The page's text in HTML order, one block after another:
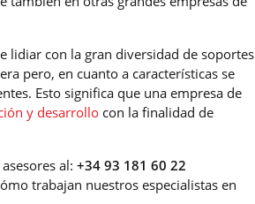
lidiar con la gran diversidad de soportes
pero, en cuanto a características se
Esto significa que una empresa de
y desarrollo con la finalidad de
al:+34 93 181 60 22
trabajan nuestros especialistas en